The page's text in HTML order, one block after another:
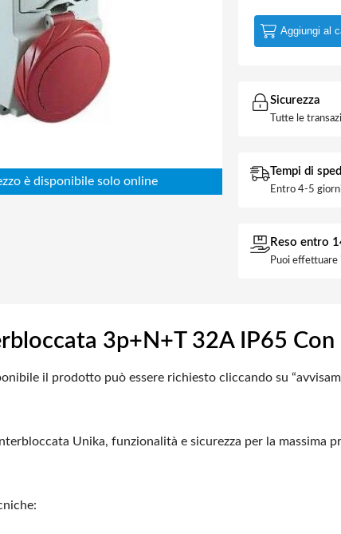
Aggiungi al
Sicurezza
Tutte le
Tempi di
Entro 4-5
Reso entro
Puoi
3p+N+T 32A IP65
il prodotto può essere richiesto cliccando su
Unika, funzionalità e sicurezza per la massima